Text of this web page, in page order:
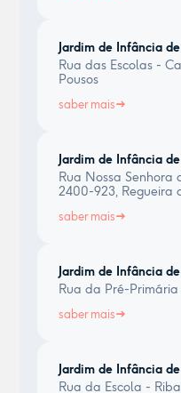
Jardim de Infância
Rua das Escolas -
Pousos
saber mais
Jardim de Infância
Rua Nossa Senhora
2400-923, Regueira
saber mais
Jardim de Infância
Rua da Pré-
saber mais
Jardim de Infância
Rua da Escola -